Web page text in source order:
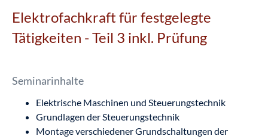
Elektrofachkraft für festgelegte
Tätigkeiten - Teil 3 inkl. Prüfung
Seminarinhalte
Elektrische Maschinen und Steuerungstechnik
Grundlagen der Steuerungstechnik
Montage verschiedener Grundschaltungen der